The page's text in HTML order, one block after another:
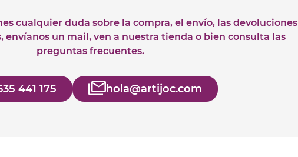
cualquier duda sobre la compra, el envío, las devoluciones
envíanos un mail, ven a nuestra tienda o bien consulta las
preguntas frecuentes.
441 175 hola@artijoc.com